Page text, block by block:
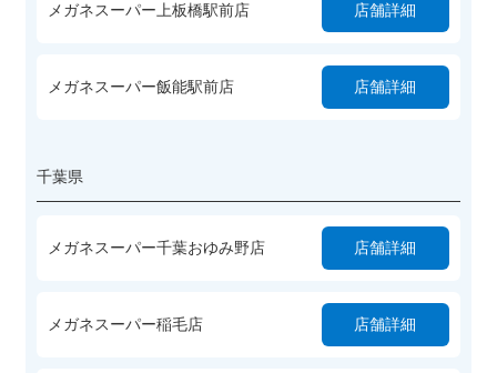
メガネスーパー上板橋駅前店 店舗詳細
メガネスーパー飯能駅前店 店舗詳細
千葉県
メガネスーパー千葉おゆみ野店 店舗詳細
メガネスーパー稲毛店 店舗詳細